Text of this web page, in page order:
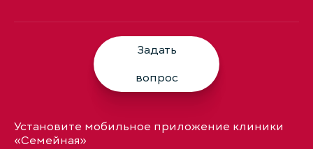
Задать
вопрос
Установите мобильное приложение клиники
«Семейная»